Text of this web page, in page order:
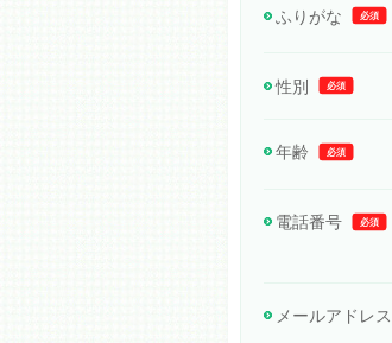
ふりがな 必須
性別 必須
年齢 必須
電話番号 必須
メールアドレス